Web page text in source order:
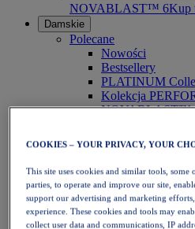
NOVABLAST™ 6Kup
Damskie
Polecane
Nowości
Bestsellery
PLATINUM
Kolekcja
NOVABLAST™
Bieganie
Bieganie w terenie
Tenis
Siatkówka
Piłka ręczna
Padel
Netball
COOKIES – YOUR PRIVACY, YOUR
This site uses cookies and similar tools,
parties, to operate and improve our site,
support our advertising and marketing
experience. These cookies and tools may
collect user data and communications, IP